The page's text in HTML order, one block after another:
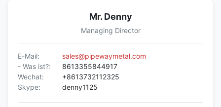
Mr. Denny
Managing Director
E-Mail:
sales@pipewaymetal.com
- Was ist?:
8613355844917
Wechat:
+8613732112325
Skype:
denny1125